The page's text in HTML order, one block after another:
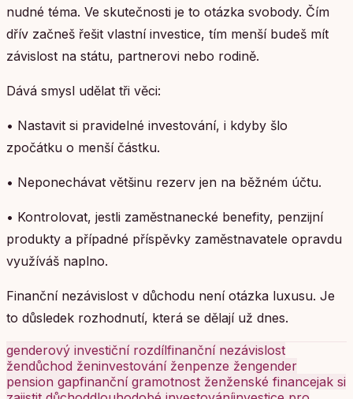
nudné téma. Ve skutečnosti je to otázka svobody. Čím
dřív začneš řešit vlastní investice, tím menší budeš mít
závislost na státu, partnerovi nebo rodině.
Dává smysl udělat tři věci:
• Nastavit si pravidelné investování, i kdyby šlo
zpočátku o menší částku.
• Neponechávat většinu rezerv jen na běžném účtu.
• Kontrolovat, jestli zaměstnanecké benefity, penzijní
produkty a případné příspěvky zaměstnavatele opravdu
využíváš naplno.
Finanční nezávislost v důchodu není otázka luxusu. Je
to důsledek rozhodnutí, která se dělají už dnes.
genderový investiční rozdílfinanční nezávislost
žendůchod ženinvestování ženpenze žengender
pension gapfinanční gramotnost ženženské financejak si